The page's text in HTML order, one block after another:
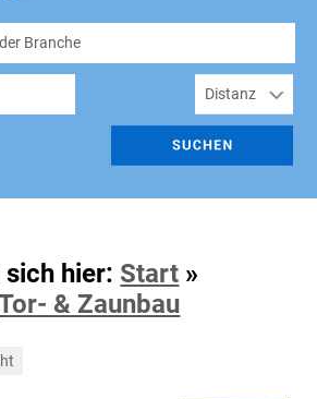
hier: Start »
& Zaunbau